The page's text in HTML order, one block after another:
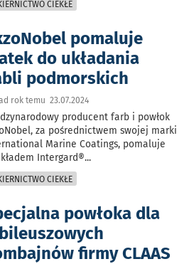
CIEKŁE
pomaluje
do układania
podmorskich
rok temu 23.07.2024
producent farb i powłok
za pośrednictwem swojej marki
Marine Coatings, pomaluje
Intergard®...
CIEKŁE
powłoka dla
firmy CLAAS